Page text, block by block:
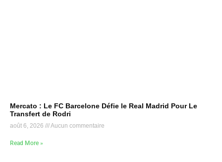
Mercato : Le FC Barcelone Défie le Real Madrid Pour Le
Transfert de Rodri
août 6, 2026 Aucun commentaire
Read More »